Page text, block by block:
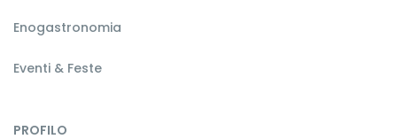
Enogastronomia
Eventi & Feste
PROFILO